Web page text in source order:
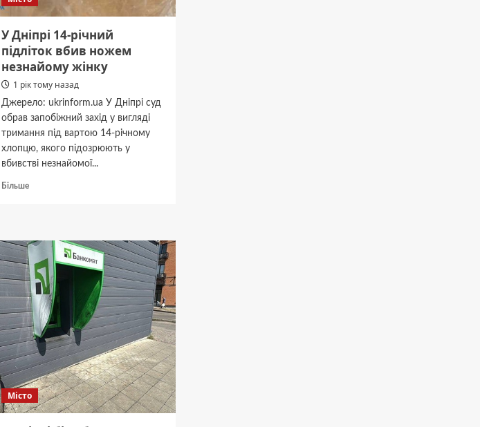
У Дніпрі 14-річний
підліток вбив ножем
незнайому жінку
1 рік тому назад
Джерело: ukrinform.ua У Дніпрі суд
обрав запобіжний захід у вигляді
тримання під вартою 14-річному
хлопцю, якого підозрюють у
вбивстві незнайомої...
БільшеДокладніше
річний
підліток
вбив
ножем
незнайому
жінку
Місто